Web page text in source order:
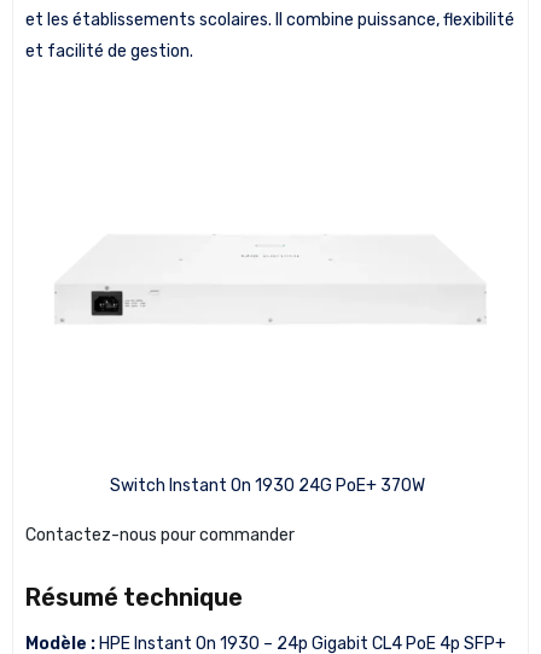
et les établissements scolaires. Il combine puissance, flexibilité
et facilité de gestion.
Switch Instant On 1930 24G PoE+ 370W
Contactez-nous pour commander
Résumé technique
Modèle : HPE Instant On 1930 – 24p Gigabit CL4 PoE 4p SFP+